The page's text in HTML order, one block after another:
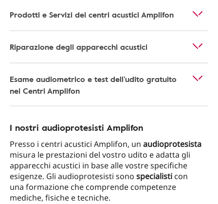
Prodotti e Servizi dei centri acustici Amplifon
Riparazione degli apparecchi acustici
Esame audiometrico e test dell’udito gratuito
nei Centri Amplifon
I nostri audioprotesisti Amplifon
Presso i centri acustici Amplifon, un audioprotesista
misura le prestazioni del vostro udito e adatta gli
apparecchi acustici in base alle vostre specifiche
esigenze. Gli audioprotesisti sono specialisti con
una formazione che comprende competenze
mediche, fisiche e tecniche.